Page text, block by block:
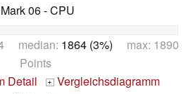
06 - CPU
median: 1864 (3%) max: 1890
Points
Detail + Vergleichsdiagramm